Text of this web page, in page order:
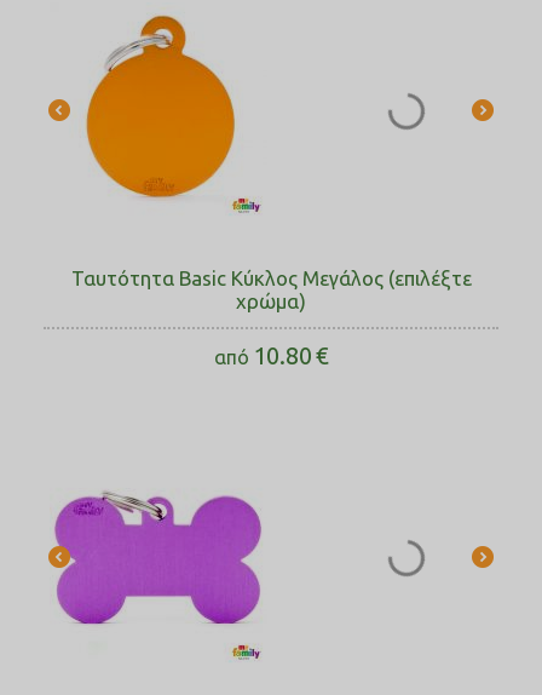
Ταυτότητα Basic Κύκλος Μεγάλος (επιλέξτε
χρώμα)
από 10.80€